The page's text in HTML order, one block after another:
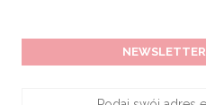
NEWSLETTER